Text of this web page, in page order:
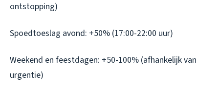
ontstopping)
Spoedtoeslag avond: +50% (17:00-22:00 uur)
Weekend en feestdagen: +50-100% (afhankelijk van
urgentie)